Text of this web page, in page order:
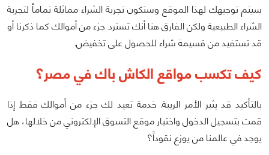
سيتم توجيهك لهذا الموقع وستكون تجربة الشراء مماثلة تماماً لتجربة
الشراء الطبيعية ولكن الفارق هنا أنك تسترد جزء من أموالك كما ذكرنا أو
قد تستفيد من قسيمة شراء للحصول على تخفيض.
كيف تكسب مواقع الكاش باك في مصر؟
بالتأكيد قد يثير الأمر الريبة. خدمة تعيد لك جزء من أموالك فقط إذا
قمت بتسجيل الدخول واختيار موقع التسوق الإلكتروني من خلالها، هل
يوجد في عالمنا من يوزع نقوداً؟